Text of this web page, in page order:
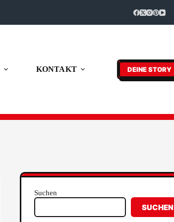
KONTAKT DEINE STORY
Suchen
SUCHEN